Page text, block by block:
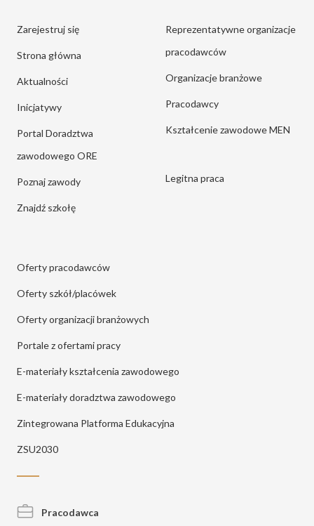
Zarejestruj się
Strona główna
Aktualności
Inicjatywy
Portal Doradztwa
zawodowego ORE
Poznaj zawody
Znajdź szkołę
Reprezentatywne organizacje
pracodawców
Organizacje branżowe
Pracodawcy
Kształcenie zawodowe MEN
Legitna praca
Oferty pracodawców
Oferty szkół/placówek
Oferty organizacji branżowych
Portale z ofertami pracy
E-materiały kształcenia zawodowego
E-materiały doradztwa zawodowego
Zintegrowana Platforma Edukacyjna
ZSU2030
Pracodawca